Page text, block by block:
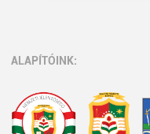
ALAPÍTÓINK: